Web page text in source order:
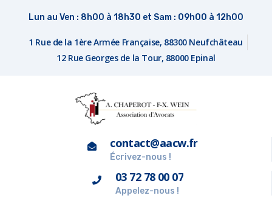
Lun au Ven : 8h00 à 18h30 et Sam : 09h00 à 12h00
1 Rue de la 1ère Armée Française, 88300 Neufchâteau
12 Rue Georges de la Tour, 88000 Epinal
contact@aacw.fr
Écrivez-nous !
03 72 78 00 07
Appelez-nous !